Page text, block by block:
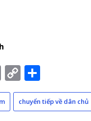
Email
Copy
Link
chuyển tiếp về dân chủ